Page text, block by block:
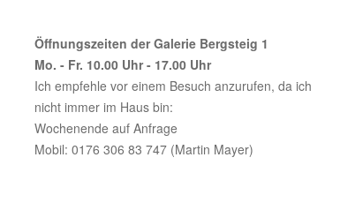
Öffnungszeiten der Galerie Bergsteig 1
Mo. - Fr. 10.00 Uhr - 17.00 Uhr
Ich empfehle vor einem Besuch anzurufen, da ich
nicht immer im Haus bin:
Wochenende auf Anfrage
Mobil: 0176 306 83 747 (Martin Mayer)